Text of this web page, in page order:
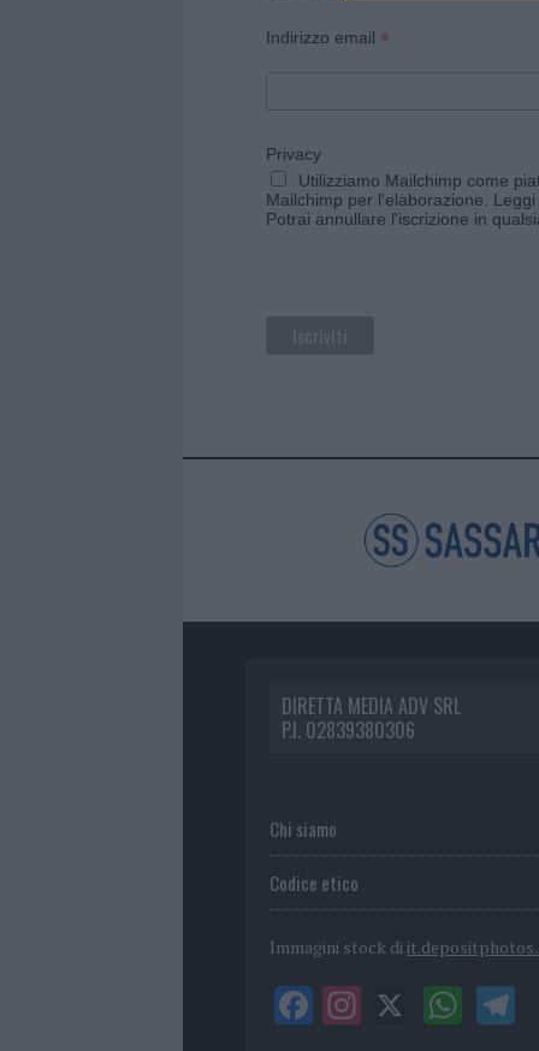
Indirizzo email *
Privacy
Utilizziamo Mailchimp come
Mailchimp per l'elaborazione.
Potrai annullare l'iscrizione in
DIRETTA MEDIA ADV SRL
P.I. 02839380306
Chi siamo
Codice etico
Immagini stock di